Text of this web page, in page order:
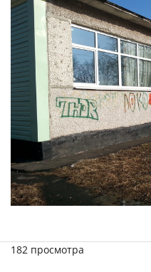
182 просмотра